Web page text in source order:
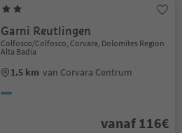
Garni Reutlingen
Colfosco/Colfosco, Corvara, Dolomites Region
Alta Badia
1.5 km van Corvara Centrum
vanaf 116€